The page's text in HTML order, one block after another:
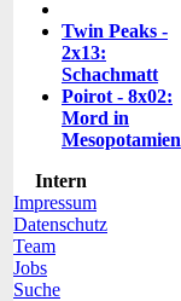
Twin Peaks -
2x13:
Schachmatt
Poirot - 8x02:
Mord in
Mesopotamien
Intern
Impressum
Datenschutz
Team
Jobs
Suche